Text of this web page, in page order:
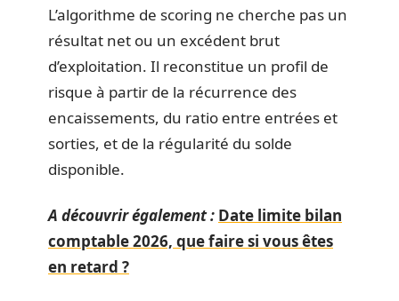
L’algorithme de scoring ne cherche pas un
résultat net ou un excédent brut
d’exploitation. Il reconstitue un profil de
risque à partir de la récurrence des
encaissements, du ratio entre entrées et
sorties, et de la régularité du solde
disponible.
A découvrir également : Date limite bilan
comptable 2026, que faire si vous êtes
en retard ?